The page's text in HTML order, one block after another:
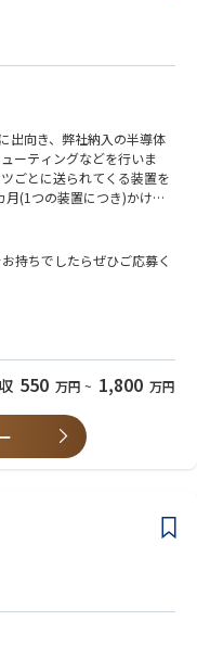
出向き、弊社納入の半導体
ーティングなどを行いま
ごとに送られてくる装置を
(1つの装置につき)かけて
実施し、本稼働までフォ
ナンスサポートや装置のト
る角度から問題点を検証
とって頂く可能性がありま
でございますのでご安心く
て、調整、性能確認
ンレポート作成
案、実行、顧客報告
立案、装置性能改善品の評
持ちでしたらぜひご応募く
お持ちの方
、設備・装置の操作、トラ
解析、機械いじりが伴う業
技術系業務、ラインの管理
スメーカーでの業務経験
550 万円 ~ 1,800 万円